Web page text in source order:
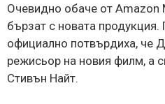
Очевидно обаче от Amazon
бързат с новата
официално потвърдиха, че
режисьор на новия филм, а
Стивън Найт.